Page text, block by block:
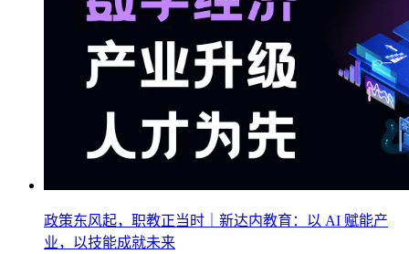
政策东风起，职教正当时｜新达内教育：以 AI 赋能产
业，以技能成就未来